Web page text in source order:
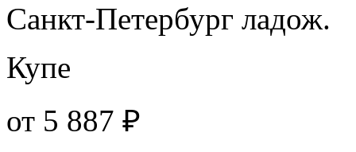
Санкт-Петербург ладож.
Купе
от 5 887 ₽